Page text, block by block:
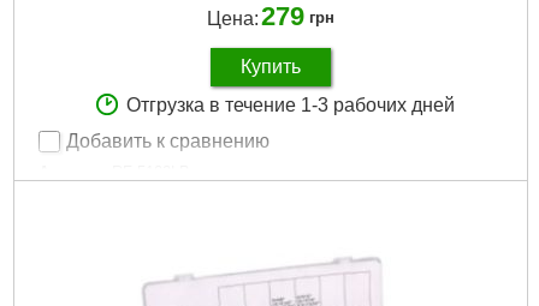
Цена:279 грн
Купить
Отгрузка в течение 1-3 рабочих дней
Добавить к сравнению
1.27мм, 1.5мм, 2мм, 2.5мм, 3-6мм, 8мм, 10мм
Система измерения:
Метрическая